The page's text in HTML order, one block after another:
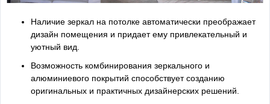
Наличие зеркал на потолке автоматически преображает
дизайн помещения и придает ему привлекательный и
уютный вид.
Возможность комбинирования зеркального и
алюминиевого покрытий способствует созданию
оригинальных и практичных дизайнерских решений.